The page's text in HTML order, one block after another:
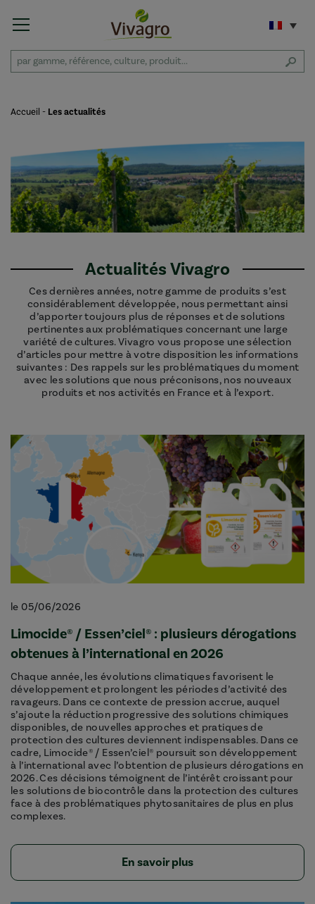
Accueil - Les actualités
Actualités Vivagro
Ces dernières années, notre gamme de produits s’est
considérablement développée, nous permettant ainsi
d’apporter toujours plus de réponses et de solutions
pertinentes aux problématiques concernant une large
variété de cultures. Vivagro vous propose une sélection
d’articles pour mettre à votre disposition les informations
suivantes : Des rappels sur les problématiques du moment
avec les solutions que nous préconisons, nos nouveaux
produits et nos activités en France et à l’export.
le 05/06/2026
Limocide® / Essen’ciel® : plusieurs dérogations
obtenues à l’international en 2026
Chaque année, les évolutions climatiques favorisent le
développement et prolongent les périodes d’activité des
ravageurs. Dans ce contexte de pression accrue, auquel
s’ajoute la réduction progressive des solutions chimiques
disponibles, de nouvelles approches et pratiques de
protection des cultures deviennent indispensables. Dans ce
cadre, Limocide® / Essen’ciel® poursuit son développement
à l’international avec l’obtention de plusieurs dérogations en
2026. Ces décisions témoignent de l’intérêt croissant pour
les solutions de biocontrôle dans la protection des cultures
face à des problématiques phytosanitaires de plus en plus
complexes.
En savoir plus